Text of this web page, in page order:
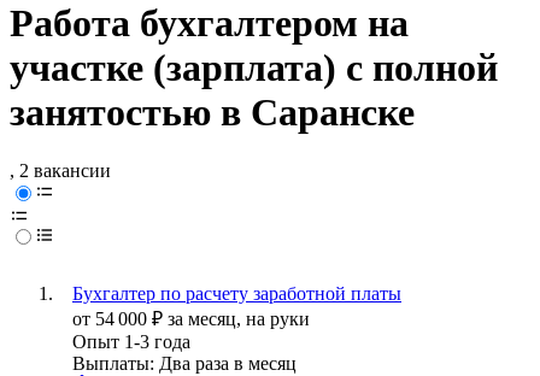
Работа бухгалтером на
участке (зарплата) с полной
занятостью в Саранске
, 2 вакансии
Бухгалтер по расчету заработной платы
от 54 000 ₽ за месяц, на руки
Опыт 1-3 года
Выплаты: Два раза в месяц